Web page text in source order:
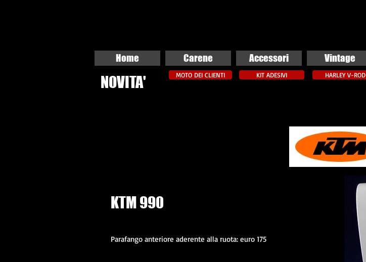
Home Carene Accessori Vintage
NOVITA' MOTO DEI CLIENTI KIT ADESIVI HARLEY V-ROD
KTM 990
Parafango anteriore aderente alla ruota: euro 175